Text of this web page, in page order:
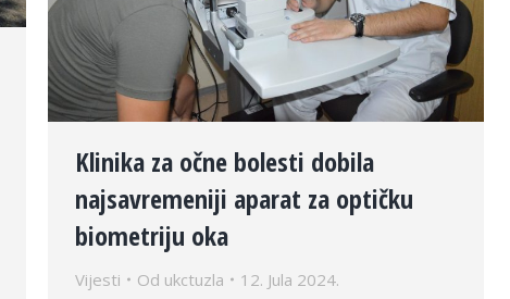
Klinika za očne bolesti dobila
najsavremeniji aparat za optičku
biometriju oka
Vijesti Od ukctuzla 12. Jula 2024.